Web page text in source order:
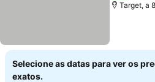
Target, a
Selecione as datas para ver os
exatos.